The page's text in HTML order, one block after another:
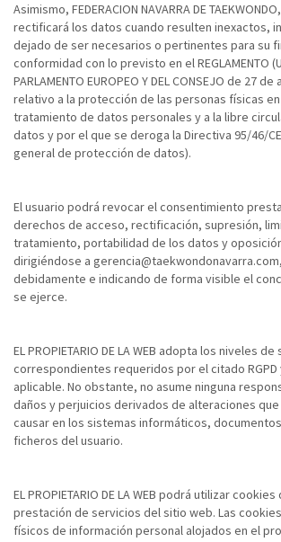
Asimismo, FEDERACION NAVARRA DE
rectificará los datos cuando resulten inexactos,
dejado de ser necesarios o pertinentes para su
conformidad con lo previsto en el REGLAMENTO
PARLAMENTO EUROPEO Y DEL CONSEJO de 27
relativo a la protección de las personas físicas
tratamiento de datos personales y a la libre
datos y por el que se deroga la Directiva 95/46/
general de protección de datos).
El usuario podrá revocar el consentimiento
derechos de acceso, rectificación, supresión,
tratamiento, portabilidad de los datos y
dirigiéndose a
debidamente e indicando de forma visible el
se ejerce.
EL PROPIETARIO DE LA WEB adopta los niveles
correspondientes requeridos por el citado RGPD
aplicable. No obstante, no asume ninguna
daños y perjuicios derivados de alteraciones
causar en los sistemas informáticos,
ficheros del usuario.
EL PROPIETARIO DE LA WEB podrá utilizar
prestación de servicios del sitio web. Las
físicos de información personal alojados en el